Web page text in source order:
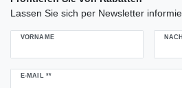
Lassen Sie sich per Newsletter
VORNAME
E-MAIL **
Newsletter